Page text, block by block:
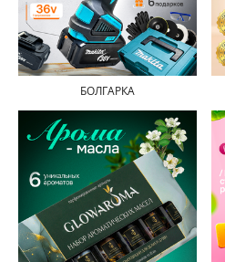
БОЛГАРКА